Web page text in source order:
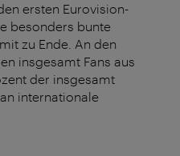
ersten Eurovision-
besonders bunte
zu Ende. An den
insgesamt Fans aus
der insgesamt
internationale